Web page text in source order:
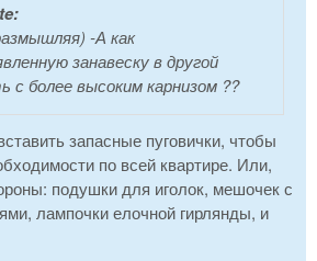
-А как
занавеску в другой
более высоким карнизом ??
запасные пуговички, чтобы
по всей квартире. Или,
подушки для иголок, мешочек с
лампочки елочной гирлянды, и